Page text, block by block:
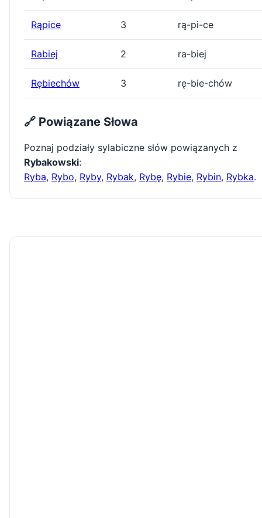
Rąpice 3 rą-pi-ce
Rabiej 2 ra-biej
Rębiechów 3 rę-bie-chów
🔗 Powiązane Słowa
Poznaj podziały sylabiczne słów powiązanych z
Rybakowski:
Ryba, Rybo, Ryby, Rybak, Rybę, Rybie, Rybin, Rybka.